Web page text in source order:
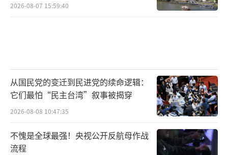
2026-08-07 15:59:40
从国民党的变迁到民进党的续命逻辑：
它们最怕“民主台湾”叙事被揭穿
2026-08-08 10:47:35
不愧是全球最强！央视公开反航母作战
流程